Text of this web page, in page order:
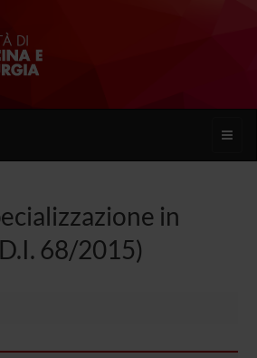
Toggle
in
68/2015)